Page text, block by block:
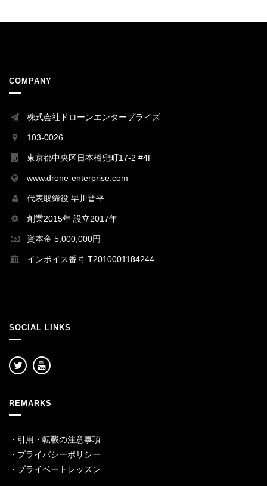
COMPANY
株式会社ドローンエンタープライズ
103-0026
東京都中央区日本橋兜町17-2 #4F
www.drone-enterprise.com
代表取締役 早川晋平
創業2015年 設立2017年
資本金 5,000,000円
インボイス番号 T2010001184244
SOCIAL LINKS
REMARKS
・ 引用・転載の注意事項
・ プライバシーポリシー
・ プライベートレッスン